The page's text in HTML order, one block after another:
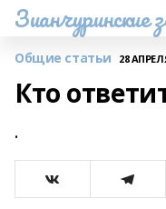
Зианчуринские
Общие статьи 28
Кто
.